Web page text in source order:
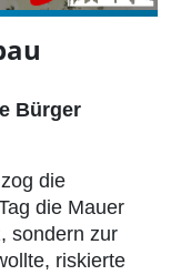
Bürger
die
die Mauer
sondern zur
riskierte